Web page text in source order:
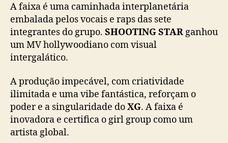
S
H
O
N
G
S
T
A
A faixa é uma caminhada interplanetária
embalada pelos vocais e raps das sete
integrantes do grupo. SHOOTING STARganhou
um MV hollywoodiano com visual
intergalático.
A produção impecável, com criatividade
ilimitada e uma vibe fantástica, reforçam o
poder e a singularidade doXG. A faixa é
inovadora e certifica o girl group como um
artista global.